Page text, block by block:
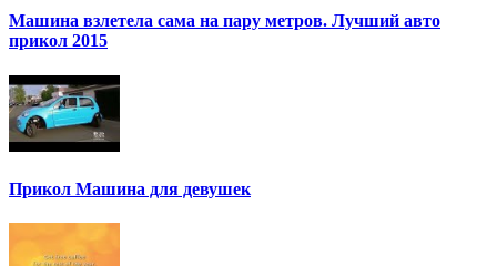
Машина взлетела сама на пару метров. Лучший авто
прикол 2015
Прикол Машина для девушек